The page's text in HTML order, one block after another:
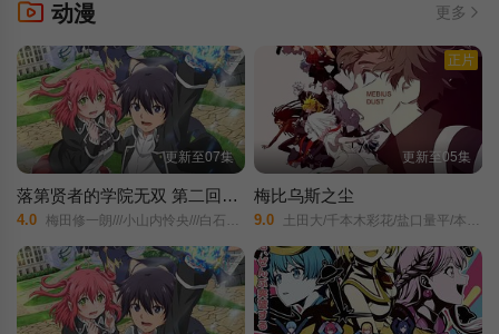
动漫 更多
更新至07集
落第贤者的学院无双 第二回转生，S等级作弊魔术师冒险记
4.0 梅田修一朗///小山内怜央///白石晴香///加藤英美里///平川大辅///东地宏树///福原绫香/
正片
更新至05集
梅比乌斯之尘
9.0 土田大/千本木彩花/盐口量平/本泉莉奈/坂泰斗/三上枝织/松田飒水/广桥凉/桑原由气/福原绫香/德留慎乃佑/市川苍/日野麻里/稗田宁宁/河濑茉希/青山玲菜/猪股慧士/大野智敬/手冢宏通/堀金苍平/森永彩斗/佐藤榛夏/竹中悠斗/厚地彩花/中村光希/